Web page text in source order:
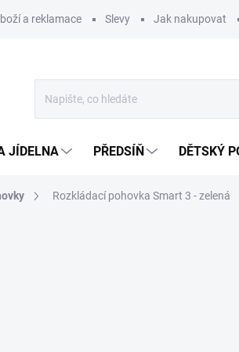
a reklamace Slevy Jak nakupovat
JÍDELNA PŘEDSÍŇ DĚTSKÝ
Rozkládací pohovka Smart 3 - zelená